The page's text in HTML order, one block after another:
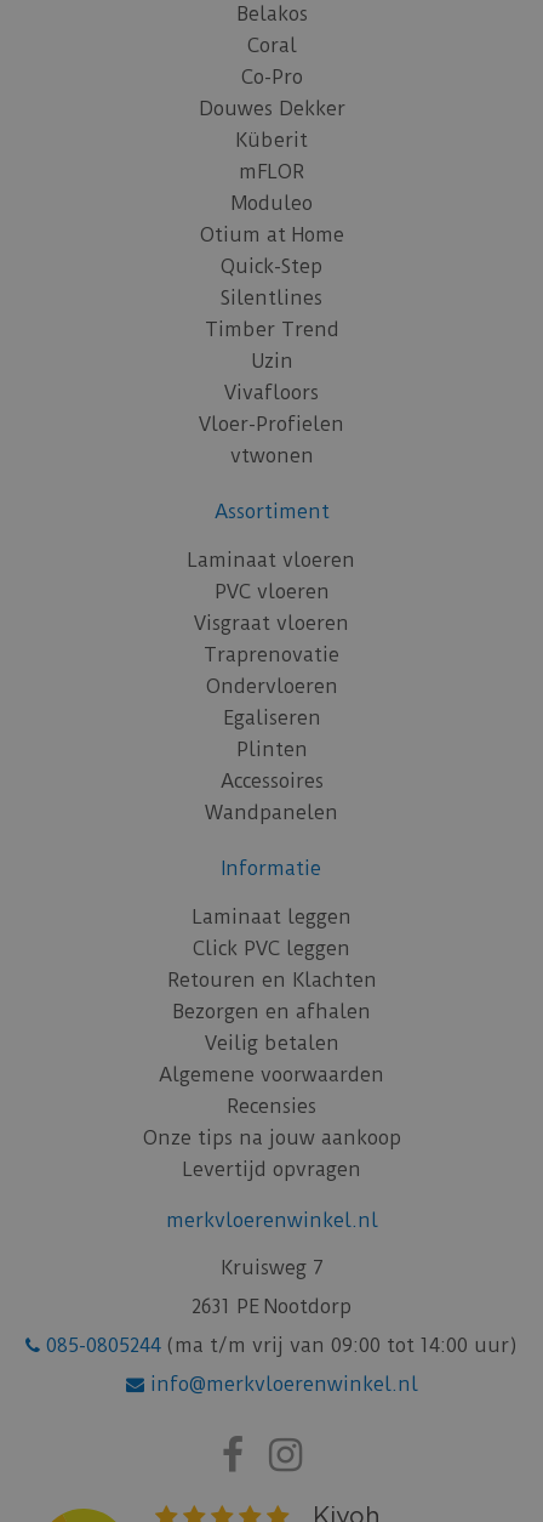
Belakos
Coral
Co-Pro
Douwes Dekker
Küberit
mFLOR
Moduleo
Otium at Home
Quick-Step
Silentlines
Timber Trend
Uzin
Vivafloors
Vloer-Profielen
vtwonen
Assortiment
Laminaat vloeren
PVC vloeren
Visgraat vloeren
Traprenovatie
Ondervloeren
Egaliseren
Plinten
Accessoires
Wandpanelen
Informatie
Laminaat leggen
Click PVC leggen
Retouren en Klachten
Bezorgen en afhalen
Veilig betalen
Algemene voorwaarden
Recensies
Onze tips na jouw aankoop
Levertijd opvragen
merkvloerenwinkel.nl
Kruisweg 7
2631 PE Nootdorp
085-0805244 (ma t/m vrij van 09:00 tot 14:00 uur)
info@merkvloerenwinkel.nl